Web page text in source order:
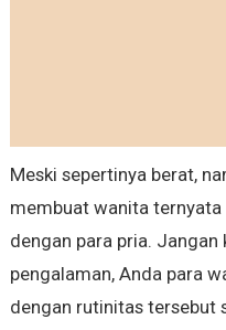
Meski sepertinya berat,
membuat wanita
dengan para pria.
pengalaman, Anda para
dengan rutinitas tersebut